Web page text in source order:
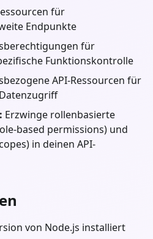
für
Endpunkte
für
Funktionskontrolle
API-Ressourcen für
Erzwinge rollenbasierte
based permissions) und
in deinen API-
von Node.js installiert